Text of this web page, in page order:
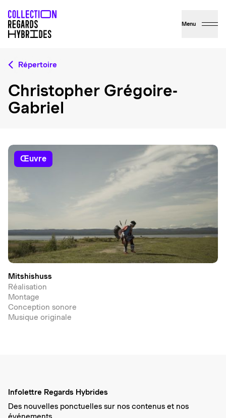
Menu
Répertoire
Christopher Grégoire-
Gabriel
œuvre
Mitshishuss
Réalisation
Montage
Conception sonore
Musique originale
Infolettre Regards Hybrides
Des nouvelles ponctuelles sur nos contenus et nos